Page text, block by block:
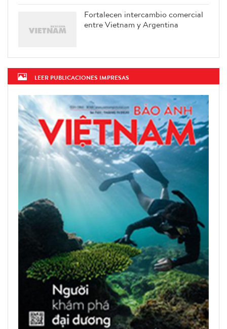
Fortalecen intercambio comercial
entre Vietnam y Argentina
LEER PUBLICACIONES IMPRESAS